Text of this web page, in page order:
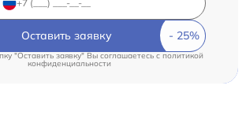
Оставить заявку
"Оставить заявку" Вы соглашаетесь cполитикой
конфиденциальности